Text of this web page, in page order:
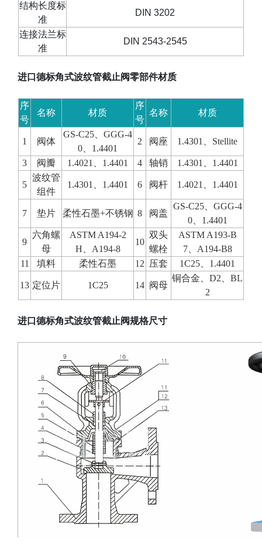
结构长度标
准
DIN 3202
连接法兰标
准
DIN 2543-2545
进口德标角式波纹管截止阀零部件材质
序
号
名称 材质
序
号
名称 材质
1 阀体
GS-C25
GGG-4
0
1.4401
2 阀座 1.4301 Stellite
3 阀瓣 1.4021 1.4401 4 轴销 1.4301 1.4401
5
波纹管
组件
1.4301 1.4401 6 阀杆 1.4021 1.4401
7 垫片 柔性石墨+不锈钢 8 阀盖
GS-C25、 GGG-4
0、 1.4401
9
六角螺
母
ASTM A194-2
H
A194-8
10
双头
螺栓
ASTM A193-B
7、 A194-B8
11
填料 柔性石墨 12 压套 1C25 1.4401
13 定位片 1C25 14 阀母
铜合金、 D2
BL
2
进口德标角式波纹管截止阀规格尺寸